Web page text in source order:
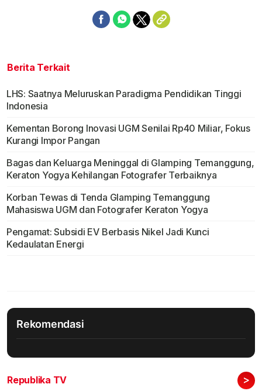
Berita Terkait
LHS: Saatnya Meluruskan Paradigma Pendidikan Tinggi
Indonesia
Kementan Borong Inovasi UGM Senilai Rp40 Miliar, Fokus
Kurangi Impor Pangan
Bagas dan Keluarga Meninggal di Glamping Temanggung,
Keraton Yogya Kehilangan Fotografer Terbaiknya
Korban Tewas di Tenda Glamping Temanggung
Mahasiswa UGM dan Fotografer Keraton Yogya
Pengamat: Subsidi EV Berbasis Nikel Jadi Kunci
Kedaulatan Energi
Rekomendasi
Republika TV >